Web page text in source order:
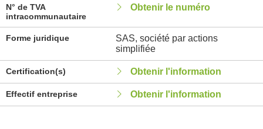
N° de TVA
intracommunautaire
Obtenir le numéro
Forme juridique
SAS, société par actions
simplifiée
Certification(s) Obtenir l'information
Effectif entreprise Obtenir l'information